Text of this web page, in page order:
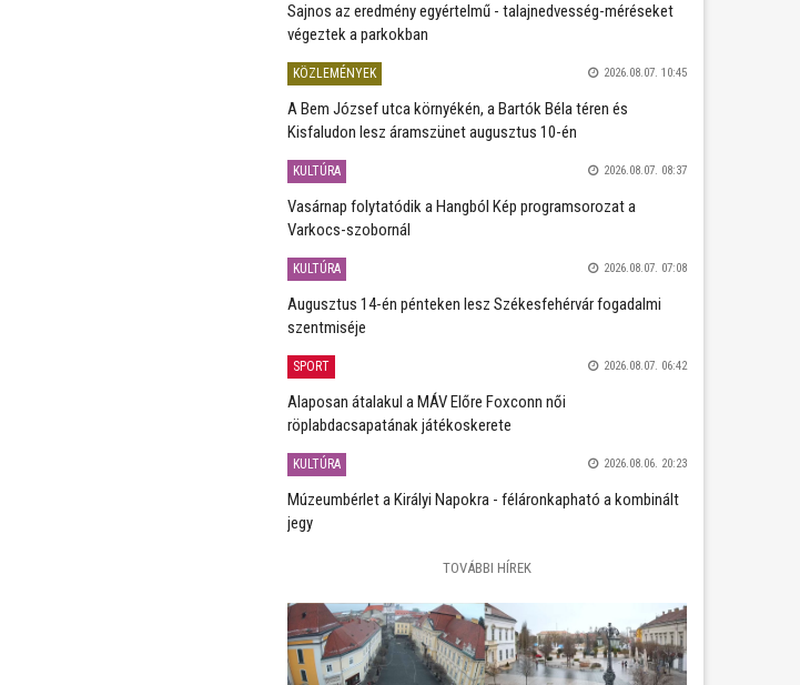
Sajnos az eredmény egyértelmű - talajnedvesség-méréseket
végeztek a parkokban
KÖZLEMÉNYEK 2026.08.07. 10:45
A Bem József utca környékén, a Bartók Béla téren és
Kisfaludon lesz áramszünet augusztus 10-én
KULTÚRA 2026.08.07. 08:37
Vasárnap folytatódik a Hangból Kép programsorozat a
Varkocs-szobornál
KULTÚRA 2026.08.07. 07:08
Augusztus 14-én pénteken lesz Székesfehérvár fogadalmi
szentmiséje
SPORT 2026.08.07. 06:42
Alaposan átalakul a MÁV Előre Foxconn női
röplabdacsapatának játékoskerete
KULTÚRA 2026.08.06. 20:23
Múzeumbérlet a Királyi Napokra - féláronkapható a kombinált
jegy
TOVÁBBI HÍREK